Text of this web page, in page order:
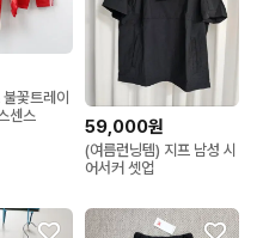
꽃트레이
센스
59,000원
(여름런닝템) 지프 남성 시
어서커 셋업